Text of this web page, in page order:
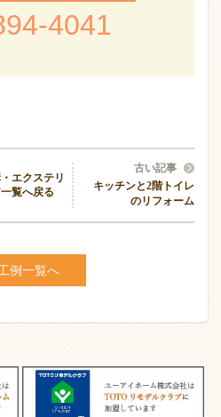
4041
エクステリ
覧へ戻る
古い記事
キッチンと2階トイレ
のリフォーム
例一覧へ